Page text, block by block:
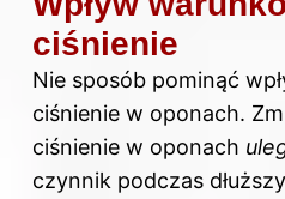
ciśnienie
Nie sposób pominąć
ciśnienie w oponach.
ciśnienie w oponach
czynnik podczas